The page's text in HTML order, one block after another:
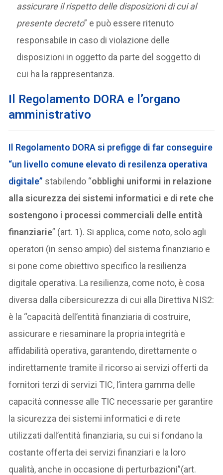
assicurare il rispetto delle disposizioni di cui al
presente decreto” e può essere ritenuto
responsabile in caso di violazione delle
disposizioni in oggetto da parte del soggetto di
cui ha la rappresentanza.
Il Regolamento DORA e l’organo
amministrativo
Il Regolamento DORA si prefigge di far conseguire
“un livello comune elevato di resilenza operativa
digitale” stabilendo “obblighi uniformi in relazione
alla sicurezza dei sistemi informatici e di rete che
sostengono i processi commerciali delle entità
finanziarie” (art. 1). Si applica, come noto, solo agli
operatori (in senso ampio) del sistema finanziario e
si pone come obiettivo specifico la resilienza
digitale operativa. La resilienza, come noto, è cosa
diversa dalla cibersicurezza di cui alla Direttiva NIS2:
è la “capacità dell’entità finanziaria di costruire,
assicurare e riesaminare la propria integrità e
affidabilità operativa, garantendo, direttamente o
indirettamente tramite il ricorso ai servizi offerti da
fornitori terzi di servizi TIC, l’intera gamma delle
capacità connesse alle TIC necessarie per garantire
la sicurezza dei sistemi informatici e di rete
utilizzati dall’entità finanziaria, su cui si fondano la
costante offerta dei servizi finanziari e la loro
qualità, anche in occasione di perturbazioni”(art.